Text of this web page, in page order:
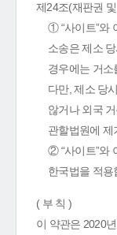
제24조(재판권
① “사이트”와
소송은 제소
경우에는 거소
다만, 제소 당
않거나 외국
관할법원에 제
② “사이트”와
한국법을 적용
( 부 칙 )
이 약관은 2020